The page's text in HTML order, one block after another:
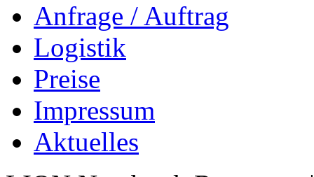
Anfrage / Auftrag
Logistik
Preise
Impressum
Aktuelles